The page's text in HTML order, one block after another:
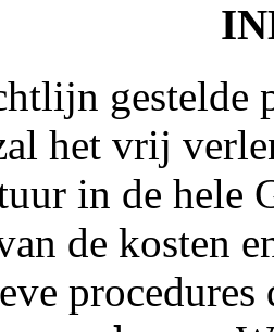
gestelde
het vrij
in de hele
de kosten